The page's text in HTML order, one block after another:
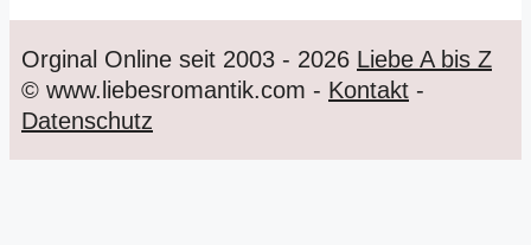
Orginal Online seit 2003 - 2026 Liebe A bis Z
© www.liebesromantik.com - Kontakt -
Datenschutz